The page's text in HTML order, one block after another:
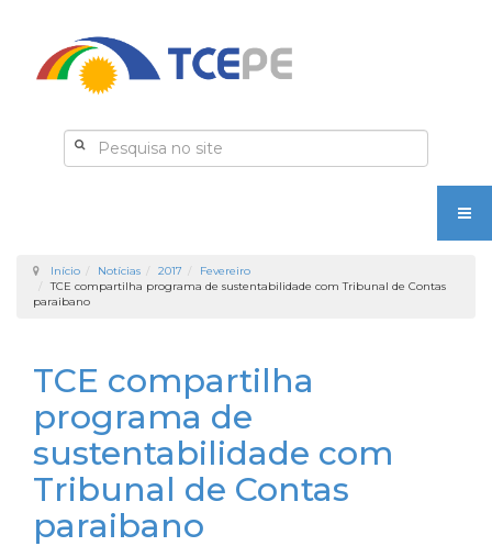
Início Notícias 2017
Fevereiro
TCE compartilha programa de sustentabilidade com Tribunal de Contas
paraibano
TCE compartilha
programa de
sustentabilidade com
Tribunal de Contas
paraibano